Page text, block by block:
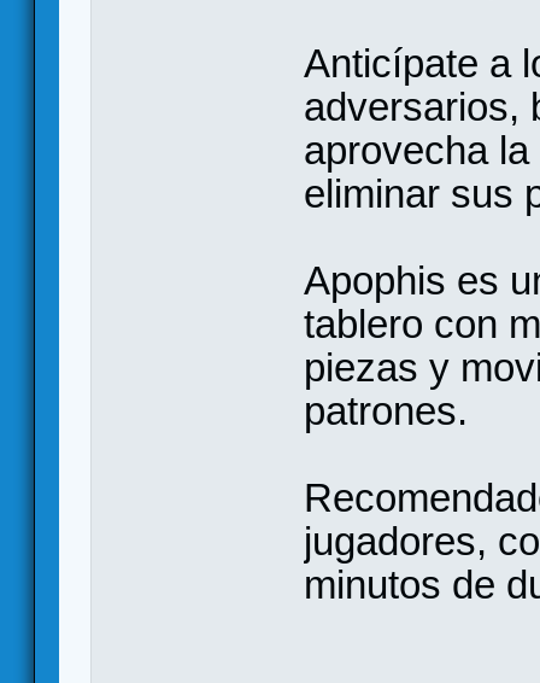
Anticípate a
adversarios,
aprovecha
eliminar sus
Apophis es
tablero con
piezas y
patrones.
jugadores,
minutos de